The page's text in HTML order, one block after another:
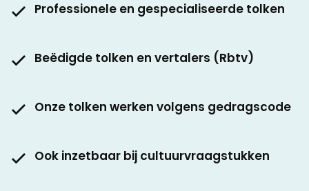
Professionele en gespecialiseerde tolken
Beëdigde tolken en vertalers (Rbtv)
Onze tolken werken volgens gedragscode
Ook inzetbaar bij cultuurvraagstukken